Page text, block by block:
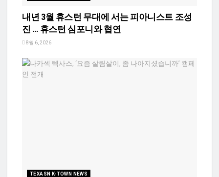
내년 3월 휴스턴 무대에 서는 피아니스트 조성
진 … 휴스턴 심포니와 협연
8월 6, 2026
TEXASN K-TOWN NEWS